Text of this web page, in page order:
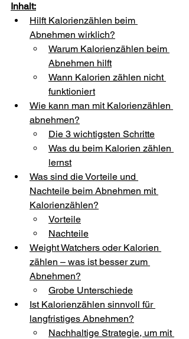
Inhalt:
Hilft Kalorienzählen beim
Abnehmen wirklich?
Warum Kalorienzählen beim
Abnehmen hilft
Wann Kalorien zählen nicht
funktioniert
Wie kann man mit Kalorienzählen
abnehmen?
Die 3 wichtigsten Schritte
Was du beim Kalorien zählen
lernst
Was sind die Vorteile und
Nachteile beim Abnehmen mit
Kalorienzählen?
Vorteile
Nachteile
Weight Watchers oder Kalorien
zählen – was ist besser zum
Abnehmen?
Grobe Unterschiede
Ist Kalorienzählen sinnvoll für
langfristiges Abnehmen?
Nachhaltige Strategie, um mit